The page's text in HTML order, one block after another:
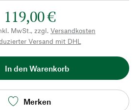
119,00 €
MwSt., zzgl. Versandkosten
Versand mit DHL
In den Warenkorb
Merken